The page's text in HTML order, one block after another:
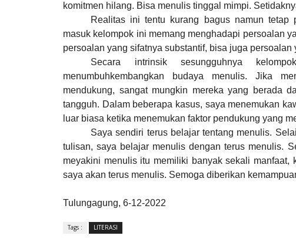
komitmen hilang. Bisa menulis tinggal mimpi.
Realitas ini tentu kurang bagus namun tetap
masuk kelompok ini memang menghadapi persoalan
persoalan yang sifatnya substantif, bisa juga persoalan
Secara intrinsik sesungguhnya
menumbuhkembangkan budaya menulis. Jika
mendukung, sangat mungkin mereka yang berada
tangguh. Dalam beberapa kasus, saya menemukan
luar biasa ketika menemukan faktor pendukung yang
Saya sendiri terus belajar tentang menulis.
tulisan, saya belajar menulis dengan terus menulis.
meyakini menulis itu memiliki banyak sekali
saya akan terus menulis. Semoga diberikan
Tulungagung, 6-12-2022
Tags : LITERASI